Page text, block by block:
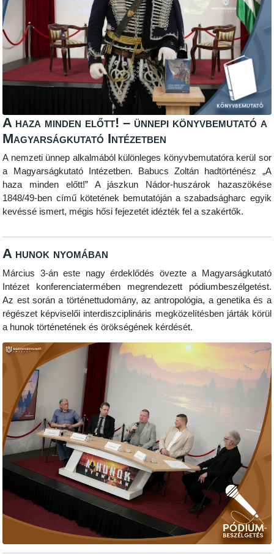
A haza minden előtt! – ünnepi könyvbemutató a
Magyarságkutató Intézetben
A nemzeti ünnep alkalmából különleges könyvbemutatóra kerül sor
a Magyarságkutató Intézetben. Babucs Zoltán hadtörténész „A
haza minden előtt!” A jászkun Nádor-huszárok hazaszökése
1848/49-ben című kötetének bemutatóján a szabadságharc egyik
kevéssé ismert, mégis hősi fejezetét idézték fel a szakértők.
A hunok nyomában
Március 3-án este nagy érdeklődés övezte a Magyarságkutató
Intézet konferenciatermében megrendezett pódiumbeszélgetést.
Az est során a történettudomány, az antropológia, a genetika és a
régészet képviselői interdiszciplináris megközelítésben járták körül
a hunok történetének és örökségének kérdését.